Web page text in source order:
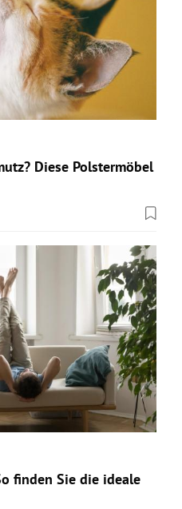
Diese Polstermöbel
finden Sie die ideale